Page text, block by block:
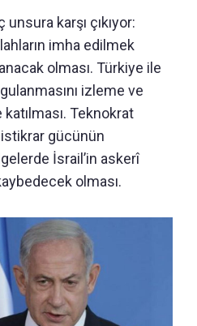
karşı çıkıyor:
imha edilmek
olması. Türkiye ile
izleme ve
Teknokrat
gücünün
İsrail’in askerî
olması.